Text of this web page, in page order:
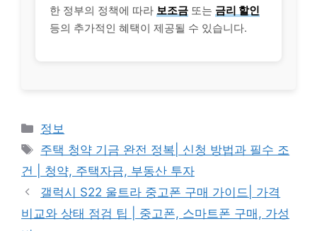
한 정부의 정책에 따라 보조금 또는 금리 할인
등의 추가적인 혜택이 제공될 수 있습니다.
Categories
정보
Tags
주택 청약 기금 완전 정복| 신청 방법과 필수 조
건 | 청약, 주택자금, 부동산 투자
갤럭시 S22 울트라 중고폰 구매 가이드| 가격
비교와 상태 점검 팁 | 중고폰, 스마트폰 구매, 가성